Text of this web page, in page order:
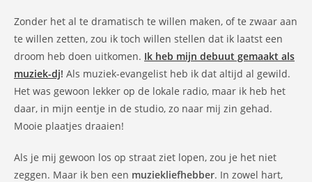
Zonder het al te dramatisch te willen maken, of te zwaar aan
te willen zetten, zou ik toch willen stellen dat ik laatst een
droom heb doen uitkomen. Ik heb mijn debuut gemaakt als
muziek-dj! Als muziek-evangelist heb ik dat altijd al gewild.
Het was gewoon lekker op de lokale radio, maar ik heb het
daar, in mijn eentje in de studio, zo naar mij zin gehad.
Mooie plaatjes draaien!
Als je mij gewoon los op straat ziet lopen, zou je het niet
zeggen. Maar ik ben een muziekliefhebber. In zowel hart,